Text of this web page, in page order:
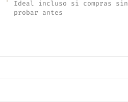
Ideal incluso si compras sin
probar antes